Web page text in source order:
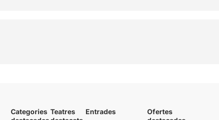
Categories Teatres
Entrades
Ofertes